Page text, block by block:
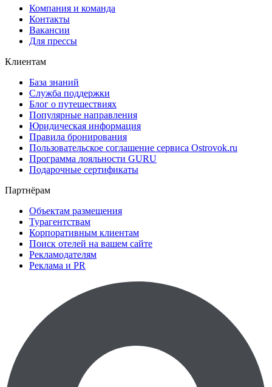
Компания и команда
Контакты
Вакансии
Для прессы
Клиентам
База знаний
Служба поддержки
Блог о путешествиях
Популярные направления
Юридическая информация
Правила бронирования
Пользовательское соглашение сервиса Ostrovok.ru
Программа лояльности GURU
Подарочные сертификаты
Партнёрам
Объектам размещения
Турагентствам
Корпоративным клиентам
Поиск отелей на вашем сайте
Рекламодателям
Реклама и PR